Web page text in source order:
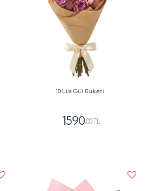
10 Lila Gül Buketi
1590,00 TL